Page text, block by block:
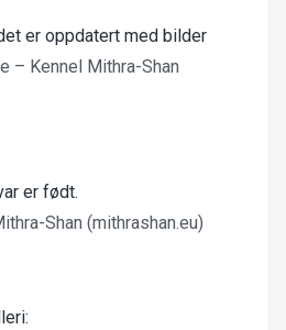
er oppdatert med bilder
– Kennel Mithra-Shan
er født.
Shan (mithrashan.eu)